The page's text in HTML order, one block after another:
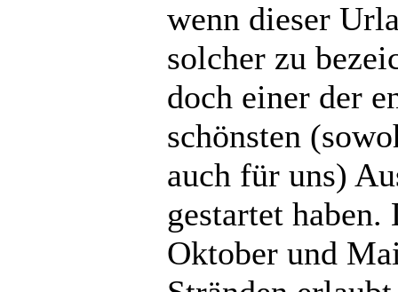
wenn dieser
solcher zu
doch einer der
schönsten
auch für uns)
gestartet
Oktober und